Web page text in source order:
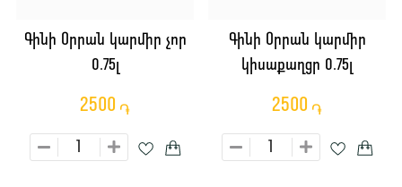
Գինի Օրրան կարմիր չոր
0.75լ
2500 ֏
Գինի Օրրան կարմիր
կիսաքաղցր 0.75լ
2500 ֏